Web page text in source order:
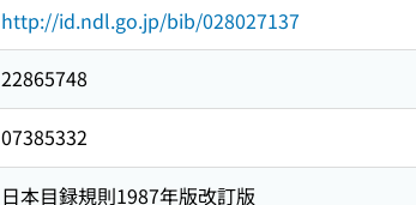
http://id.ndl.go.jp/bib/028027137
22865748
07385332
日本目録規則1987年版改訂版